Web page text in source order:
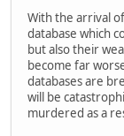
With the arrival
database which
but also their
become far
databases are
will be
murdered as a